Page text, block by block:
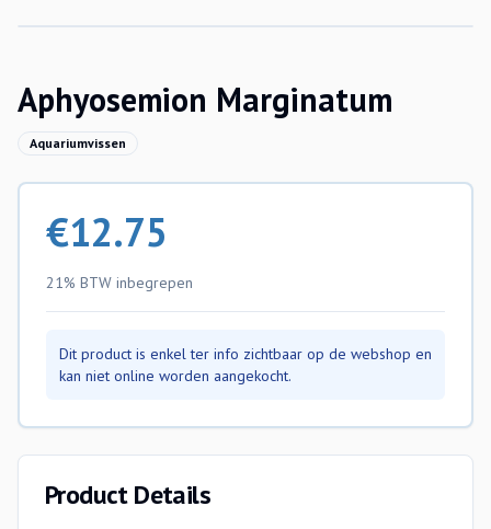
Aphyosemion Marginatum
Aquariumvissen
€12.75
21% BTW inbegrepen
Dit product is enkel ter info zichtbaar op de webshop en
kan niet online worden aangekocht.
Product Details